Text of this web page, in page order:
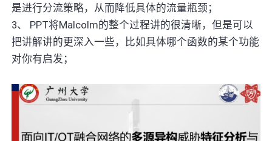
是进行分流策略，从而降低具体的流量瓶颈；
3、 PPT将Malcolm的整个过程讲的很清晰，但是可以
把讲解讲的更深入一些，比如具体哪个函数的某个功能
对你有启发；